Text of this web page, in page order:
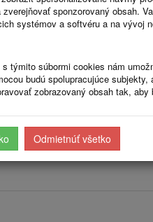
tak, ako vyžaduje
CENTRÁLNY REGISTER ZMLÚV
https://www.crz.gov.sk/ (
Stavebný úrad
Stavebný úrad, ktorá vyplynula
sponzorovaný obsah.
systémov a softvéru a na vývoj
týmito súbormi cookies nám
budú spolupracujúce
zobrazovaný obsah tak,
Odmietnúť všetko